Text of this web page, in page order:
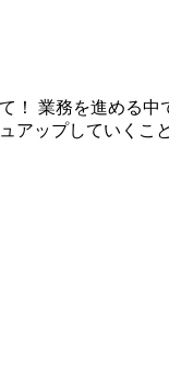
！ 業務を進める
アップしていくこと